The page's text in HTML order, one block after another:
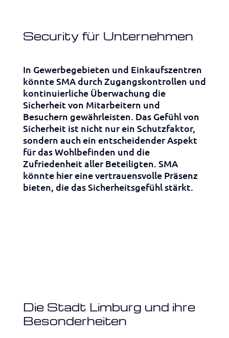
Security für Unternehmen
In Gewerbegebieten und Einkaufszentren
könnte SMA durch Zugangskontrollen und
kontinuierliche Überwachung die
Sicherheit von Mitarbeitern und
Besuchern gewährleisten. Das Gefühl von
Sicherheit ist nicht nur ein Schutzfaktor,
sondern auch ein entscheidender Aspekt
für das Wohlbefinden und die
Zufriedenheit aller Beteiligten. SMA
könnte hier eine vertrauensvolle Präsenz
bieten, die das Sicherheitsgefühl stärkt.
Die Stadt Limburg und ihre
Besonderheiten